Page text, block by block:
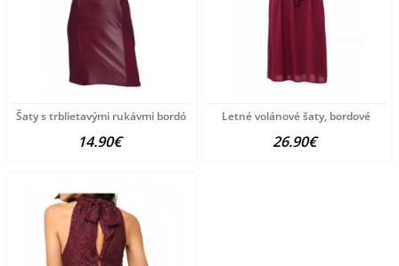
Šaty s trblietavými rukávmi bordó
14.90€
Letné volánové šaty, bordové
26.90€